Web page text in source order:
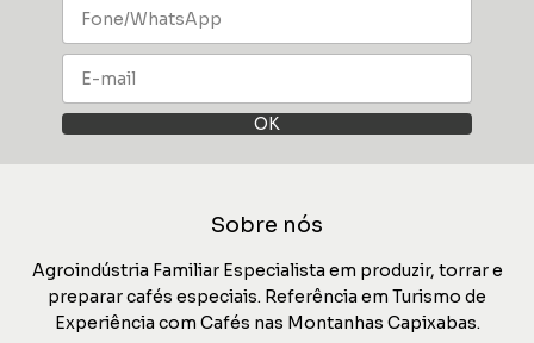
Sobre nós
Agroindústria Familiar Especialista em produzir, torrar e
preparar cafés especiais. Referência em Turismo de
Experiência com Cafés nas Montanhas Capixabas.